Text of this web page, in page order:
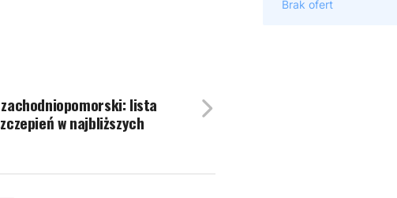
zachodniopomorski: lista
w najbliższych